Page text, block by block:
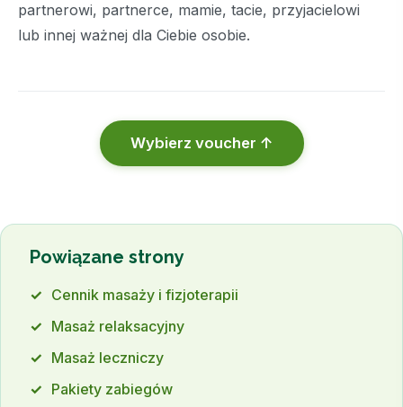
partnerowi, partnerce, mamie, tacie, przyjacielowi
lub innej ważnej dla Ciebie osobie.
Wybierz voucher ↑
Powiązane strony
Cennik masaży i fizjoterapii
Masaż relaksacyjny
Masaż leczniczy
Pakiety zabiegów